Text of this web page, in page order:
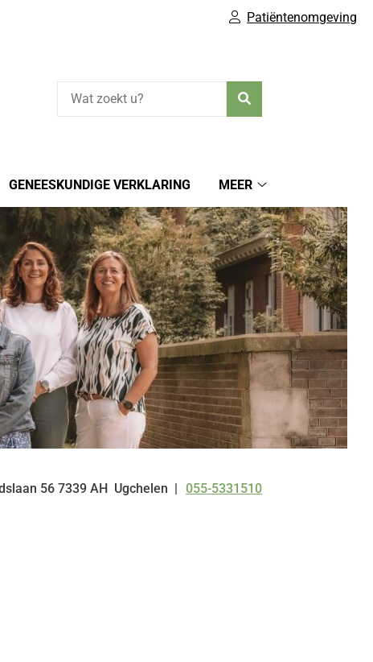
Patiëntenomgeving
GENEESKUNDIGE VERKLARING
MEER
submenu
56 7339 AH Ugchelen Tel:
055-5331510